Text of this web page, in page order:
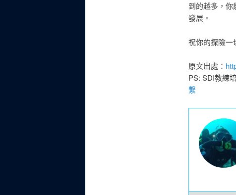
到的越多，
發展。
祝你的探險一
原文出處：
PS: SDI教練
繫